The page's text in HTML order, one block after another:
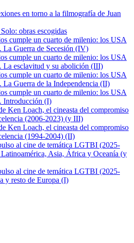
en torno a la filmografía de Juan
obras escogidas
cumple un cuarto de milenio: los USA
La Guerra de Secesión (IV)
cumple un cuarto de milenio: los USA
La esclavitud y su abolición (III)
cumple un cuarto de milenio: los USA
La Guerra de la Independencia (II)
cumple un cuarto de milenio: los USA
Introducción (I)
Ken Loach, el cineasta del compromiso
(2006-2023) (y III)
Ken Loach, el cineasta del compromiso
(1994-2004) (II)
al cine de temática LGTBI (2025-
Asia, África y Oceanía (y
al cine de temática LGTBI (2025-
y resto de Europa (I)